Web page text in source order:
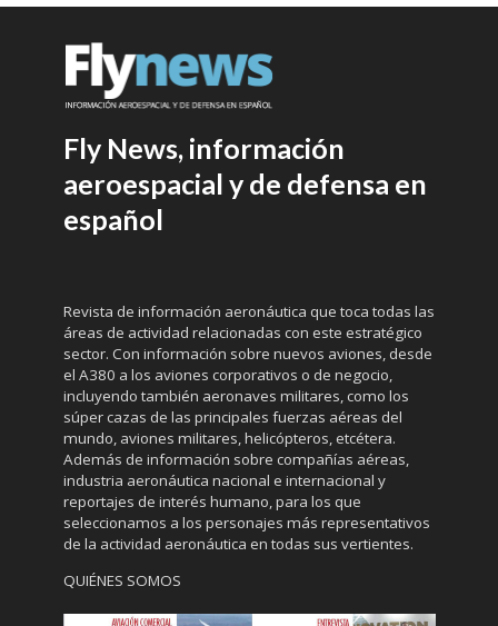
Fly News, información
aeroespacial y de defensa en
español
Revista de información aeronáutica que toca todas las
áreas de actividad relacionadas con este estratégico
sector. Con información sobre nuevos aviones, desde
el A380 a los aviones corporativos o de negocio,
incluyendo también aeronaves militares, como los
súper cazas de las principales fuerzas aéreas del
mundo, aviones militares, helicópteros, etcétera.
Además de información sobre compañías aéreas,
industria aeronáutica nacional e internacional y
reportajes de interés humano, para los que
seleccionamos a los personajes más representativos
de la actividad aeronáutica en todas sus vertientes.
QUIÉNES SOMOS